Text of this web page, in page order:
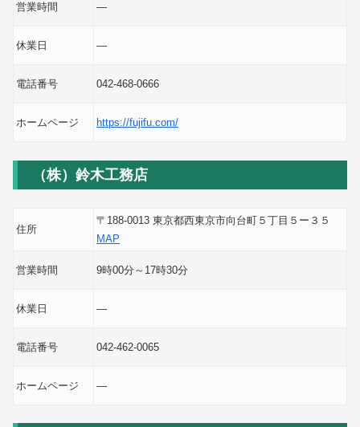
営業時間 ―
休業日 ―
電話番号 042-468-0666
ホームページ https://fujifu.com/
（株）鈴木工務店
住所
〒188-0013 東京都西東京市向台町５丁目５ー３５
MAP
営業時間 9時00分～17時30分
休業日 ―
電話番号 042-462-0065
ホームページ ―